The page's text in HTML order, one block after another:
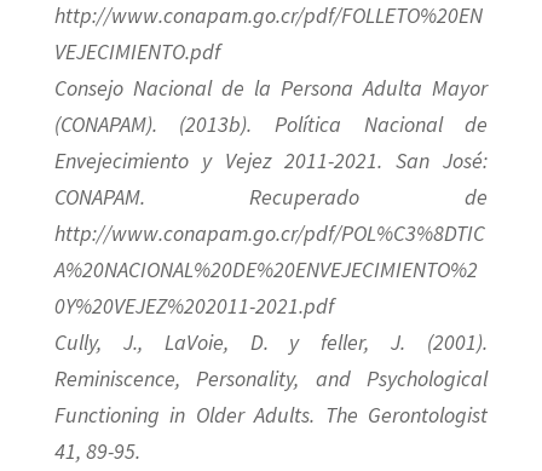
http://www.conapam.go.cr/pdf/FOLLETO%20EN
VEJECIMIENTO.pdf
Consejo Nacional de la Persona Adulta Mayor
(CONAPAM). (2013b). Política Nacional de
Envejecimiento y Vejez 2011-2021. San José:
CONAPAM. Recuperado de
http://www.conapam.go.cr/pdf/POL%C3%8DTIC
A%20NACIONAL%20DE%20ENVEJECIMIENTO%2
0Y%20VEJEZ%202011-2021.pdf
Cully, J., LaVoie, D. y feller, J. (2001).
Reminiscence, Personality, and Psychological
Functioning in Older Adults. The Gerontologist
41, 89-95.